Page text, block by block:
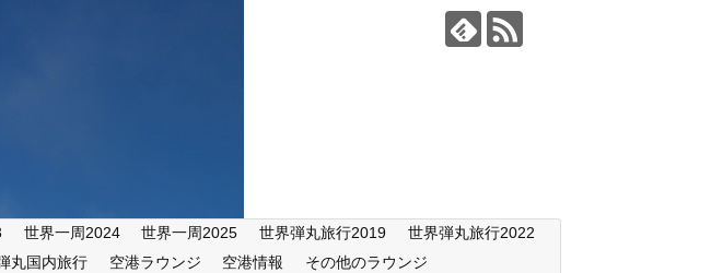
世界一周2024 世界一周2025 世界弾丸旅行2019
世界弾丸旅行2022
丸国内旅行 空港ラウンジ 空港情報
その他のラウンジ